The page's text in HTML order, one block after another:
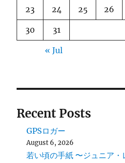
23 24 25 26
30 31
« Jul
Recent Posts
GPSロガー
August 6, 2026
若い頃の手紙 〜ジュニア